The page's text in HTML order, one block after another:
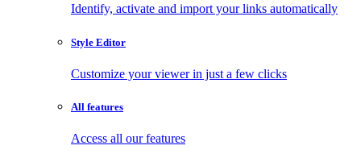
Identify, activate and import your links automatically
Style Editor
Customize your viewer in just a few clicks
All features
Access all our features